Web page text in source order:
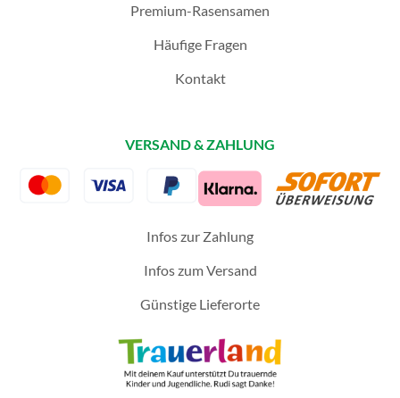
Premium-Rasensamen
Häufige Fragen
Kontakt
VERSAND & ZAHLUNG
Infos zur Zahlung
Infos zum Versand
Günstige Lieferorte